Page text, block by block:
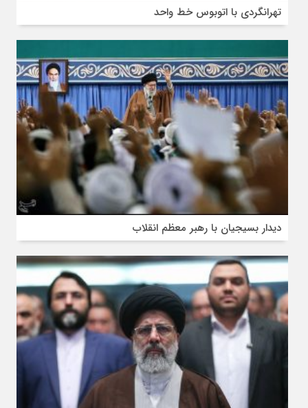
تهرانگردی با اتوبوس خط واحد
دیدار بسیجیان با رهبر معظم انقلاب